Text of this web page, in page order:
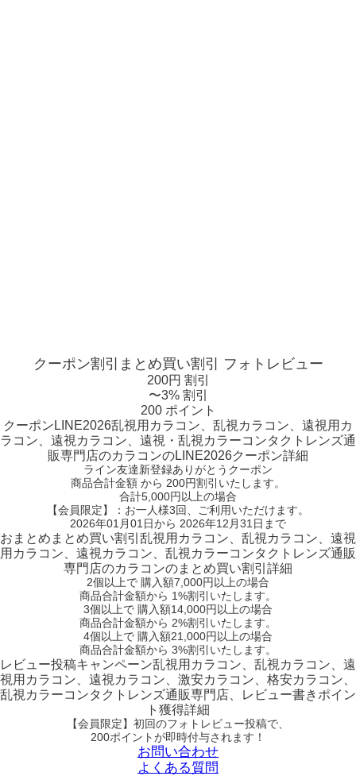
クーポン割引 まとめ買い割引 フォトレビュー
200円 割引
〜3% 割引
200 ポイント
クーポン LINE2026乱視用カラコン、乱視カラコン、遠視用カ
ラコン、遠視カラコン、遠視・乱視カラーコンタクトレンズ通
販専門店のカラコンのLINE2026クーポン詳細
ライン友達新登録ありがとうクーポン
商品合計金額 から 200円割引 いたします。
合計5,000円以上の場合
【会員限定】：お一人様3回
、ご利用いただけます。
2026年01月01日から 2026年12月31日まで
おまとめ まとめ買い割引 乱視用カラコン、乱視カラコン、遠視
用カラコン、遠視カラコン、乱視カラーコンタクトレンズ通販
専門店のカラコンのまとめ買い割引詳細
2個以上で 購入額7,000円以上の場合
商品合計金額から 1%割引いたします。
3個以上で 購入額14,000円以上の場合
商品合計金額から 2%割引いたします。
4個以上で 購入額21,000円以上の場合
商品合計金額から 3%割引いたします。
レビュー投稿キャンペーン乱視用カラコン、乱視カラコン、遠
視用カラコン、遠視カラコン、激安カラコン、格安カラコン、
乱視カラーコンタクトレンズ通販専門店、レビュー書きポイン
ト獲得詳細
【会員限定】初回のフォトレビュー投稿で、
200ポイントが即時付与されます！
お問い合わせ
よくある質問